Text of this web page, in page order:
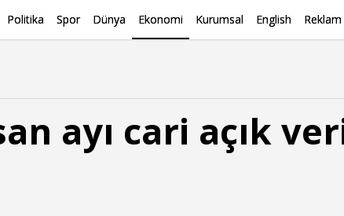
Politika Spor Dünya Ekonomi Kurumsal English Reklam
ayı cari açık